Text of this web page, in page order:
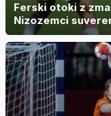
Ferski otoki z
Nizozemci